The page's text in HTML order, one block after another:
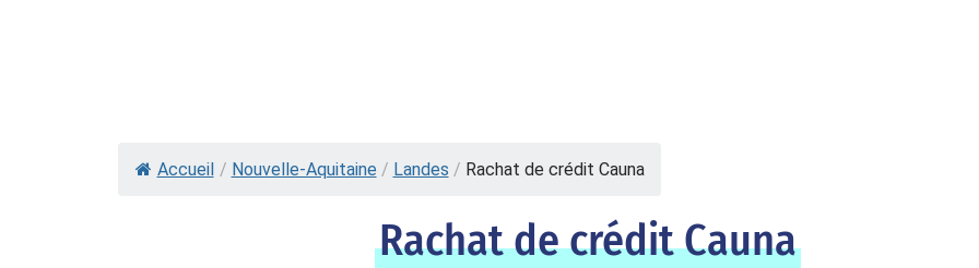
Accueil / Nouvelle-Aquitaine / Landes / Rachat de crédit Cauna
Rachat de crédit Cauna